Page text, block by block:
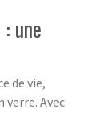
une
de vie,
Avec